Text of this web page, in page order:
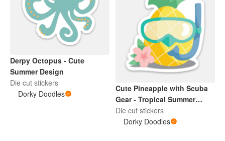
Derpy Octopus - Cute
Summer Design
Die cut stickers
Dorky Doodles
Cute Pineapple with Scuba
Gear - Tropical Summer
Design
Die cut stickers
Dorky Doodles